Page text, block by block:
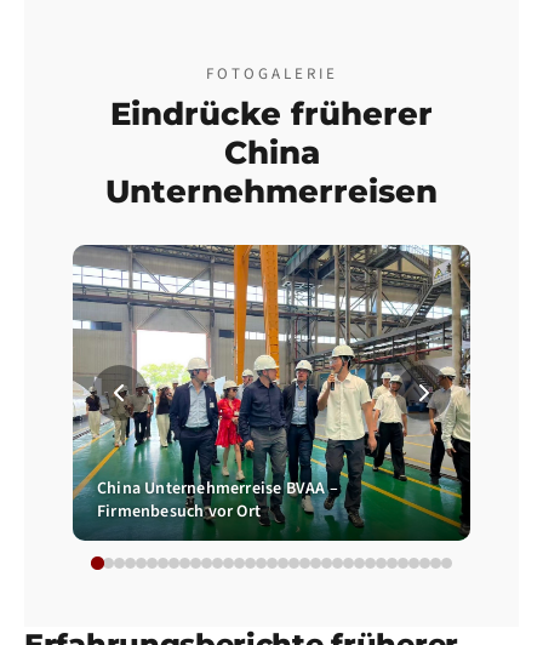
FOTOGALERIE
Eindrücke früherer
China
Unternehmerreisen
China Unternehmerreise BVAA –
Firmenbesuch vor Ort